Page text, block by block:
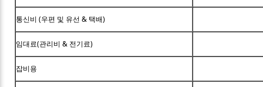
통신비 (우편 및 유선 & 택배)
임대료(관리비 & 전기료)
잡비용